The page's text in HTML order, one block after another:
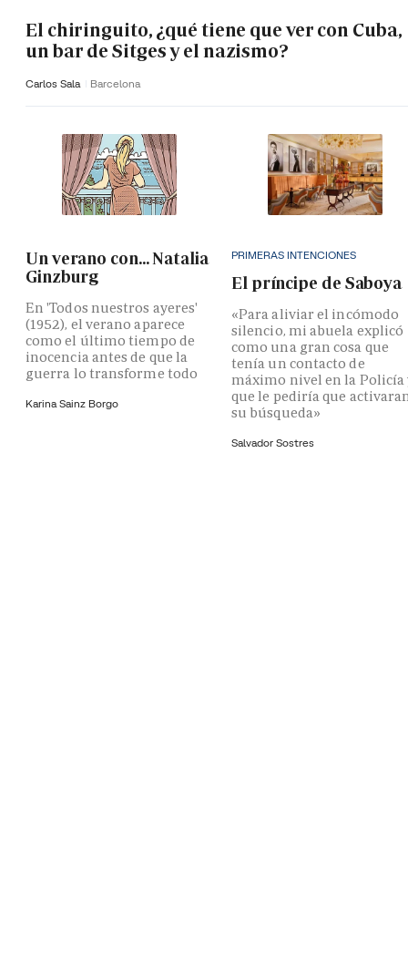
El chiringuito, ¿qué tiene que ver con Cuba,
un bar de Sitges y el nazismo?
Carlos Sala Barcelona
Un verano con... Natalia
Ginzburg
En 'Todos nuestros ayeres'
(1952), el verano aparece
como el último tiempo de
inocencia antes de que la
guerra lo transforme todo
Karina Sainz Borgo
PRIMERAS INTENCIONES
El príncipe de Saboya
«Para aliviar el incómodo
silencio, mi abuela explicó
como una gran cosa que
tenía un contacto de
máximo nivel en la Policía
que le pediría que
su búsqueda»
Salvador Sostres